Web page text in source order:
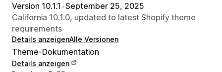
Version 10.1.1 •September 25, 2025
California 10.1.0, updated to latest Shopify theme
requirements
Details anzeigenAlle Versionen
Theme-Dokumentation
Details anzeigen